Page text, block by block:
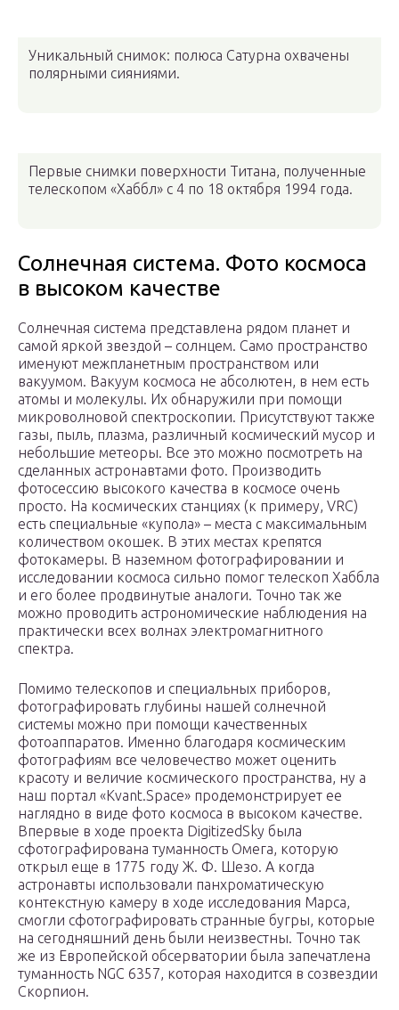
Уникальный снимок: полюса Сатурна охвачены
полярными сияниями.
Первые снимки поверхности Титана, полученные
телескопом «Хаббл» с 4 по 18 октября 1994 года.
Солнечная система. Фото космоса
в высоком качестве
Солнечная система представлена рядом планет и
самой яркой звездой – солнцем. Само пространство
именуют межпланетным пространством или
вакуумом. Вакуум космоса не абсолютен, в нем есть
атомы и молекулы. Их обнаружили при помощи
микроволновой спектроскопии. Присутствуют также
газы, пыль, плазма, различный космический мусор и
небольшие метеоры. Все это можно посмотреть на
сделанных астронавтами фото. Производить
фотосессию высокого качества в космосе очень
просто. На космических станциях (к примеру, VRC)
есть специальные «купола» – места с максимальным
количеством окошек. В этих местах крепятся
фотокамеры. В наземном фотографировании и
исследовании космоса сильно помог телескоп Хаббла
и его более продвинутые аналоги. Точно так же
можно проводить астрономические наблюдения на
практически всех волнах электромагнитного
спектра.
Помимо телескопов и специальных приборов,
фотографировать глубины нашей солнечной
системы можно при помощи качественных
фотоаппаратов. Именно благодаря космическим
фотографиям все человечество может оценить
красоту и величие космического пространства, ну а
наш портал «Kvant.Space» продемонстрирует ее
наглядно в виде фото космоса в высоком качестве.
Впервые в ходе проекта DigitizedSky была
сфотографирована туманность Омега, которую
открыл еще в 1775 году Ж. Ф. Шезо. А когда
астронавты использовали панхроматическую
контекстную камеру в ходе исследования Марса,
смогли сфотографировать странные бугры, которые
на сегодняшний день были неизвестны. Точно так
же из Европейской обсерватории была запечатлена
туманность NGC 6357, которая находится в созвездии
Скорпион.